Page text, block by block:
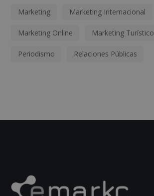
Marketing Marketing Internacional
Marketing Online Marketing Turístico
Periodismo Relaciones Públicas